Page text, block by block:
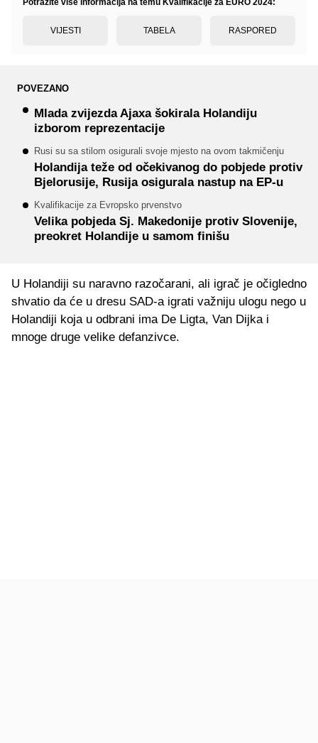
Potražite više informacija na temu Kvalifikacije za EURO 2024:
VIJESTI TABELA RASPORED
POVEZANO
Mlada zvijezda Ajaxa šokirala Holandiju
izborom reprezentacije
Rusi su sa stilom osigurali svoje mjesto na ovom takmičenju
Holandija teže od očekivanog do pobjede protiv
Bjelorusije, Rusija osigurala nastup na EP-u
Kvalifikacije za Evropsko prvenstvo
Velika pobjeda Sj. Makedonije protiv Slovenije,
preokret Holandije u samom finišu
U Holandiji su naravno razočarani, ali igrač je očigledno
shvatio da će u dresu SAD-a igrati važniju ulogu nego u
Holandiji koja u odbrani ima De Ligta, Van Dijka i
mnoge druge velike defanzivce.